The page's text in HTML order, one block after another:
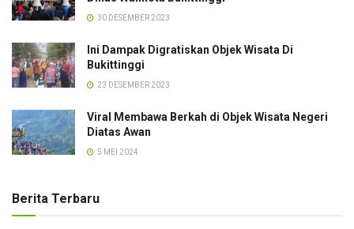
30 DESEMBER 2023
Ini Dampak Digratiskan Objek Wisata Di
Bukittinggi
23 DESEMBER 2023
Viral Membawa Berkah di Objek Wisata Negeri
Diatas Awan
5 MEI 2024
Berita Terbaru